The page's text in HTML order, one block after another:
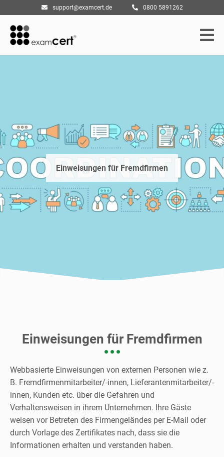
support@examcert.de 0800 5891262
Einweisungen für Fremdfirmen
Einweisungen für Fremdfirmen
Webbasierte Einweisungen von externen Personen wie z.
B. Fremdfirmenmitarbeiter/-innen, Lieferantenmitarbeiter/-
innen, Kunden etc. über die Gefahren und
Verhaltensweisen in ihrem Unternehmen. Ihre Gäste
weisen vor Betreten des Firmengeländes per E-Mail oder
durch Vorlage des Zertifikates nach, dass sie die
Informationen erhalten und verstanden haben.